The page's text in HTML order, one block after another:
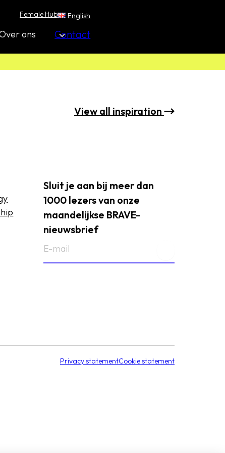
Female Hub English
ons Contact
View all inspiration
Sluit je aan bij meer dan
1000 lezers van onze
maandelijkse BRAVE-
nieuwsbrief
E-
Privacy statementCookie statement